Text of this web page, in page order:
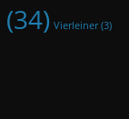
(34) Vierleiner(3)